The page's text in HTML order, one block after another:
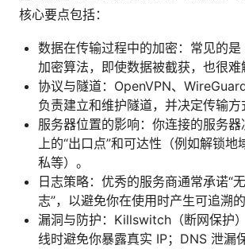
核心要点包括：
数据在传输过程中的加密：常见的
加密算法，即使数据被截获，也很难
协议与隧道：OpenVPN、
负责建立和维护隧道，并决定传输方
服务器位置的影响：你连接的服务
上的“出口点”和可达性（例如解锁地
私等）。
日志策略：优秀的服务商通常承诺“
志”，以避免你在使用时产生可追溯的
漏洞与防护：Killswitch（断网保护
线时避免你暴露真实 IP；DNS 泄漏